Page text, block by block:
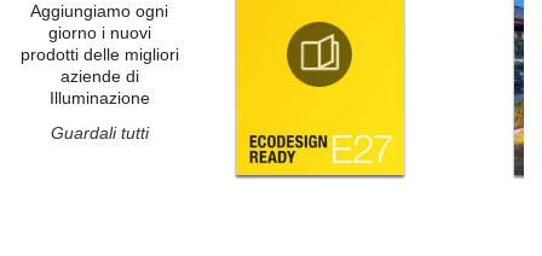
Aggiungiamo ogni
giorno i nuovi
prodotti delle migliori
aziende di
Illuminazione
Guardali tutti